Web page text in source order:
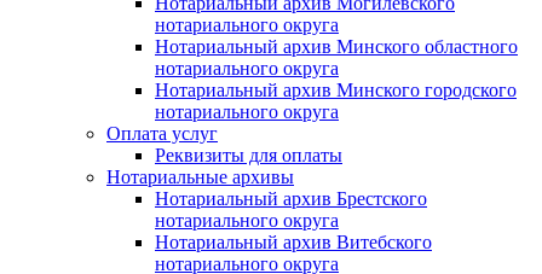
нотариального округа
Нотариальный архив Минского областного
нотариального округа
Нотариальный архив Минского городского
нотариального округа
Оплата услуг
Реквизиты для оплаты
Нотариальные архивы
Нотариальный архив Брестского
нотариального округа
Нотариальный архив Витебского
нотариального округа